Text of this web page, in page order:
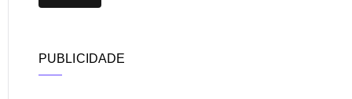
PUBLICIDADE